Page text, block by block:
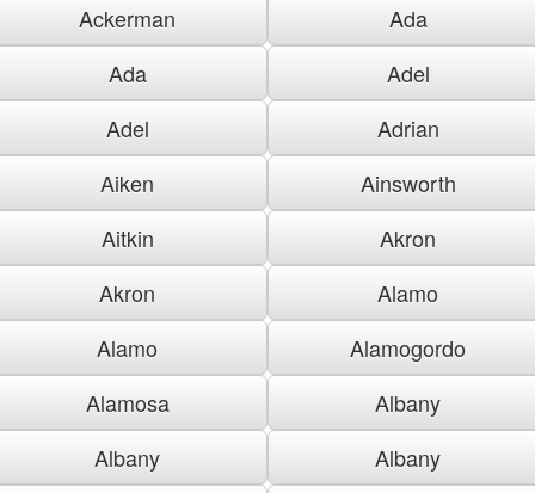
Ackerman
Ada
Ada
Adel
Adel
Adrian
Aiken
Ainsworth
Aitkin
Akron
Akron
Alamo
Alamo
Alamogordo
Alamosa
Albany
Albany
Albany